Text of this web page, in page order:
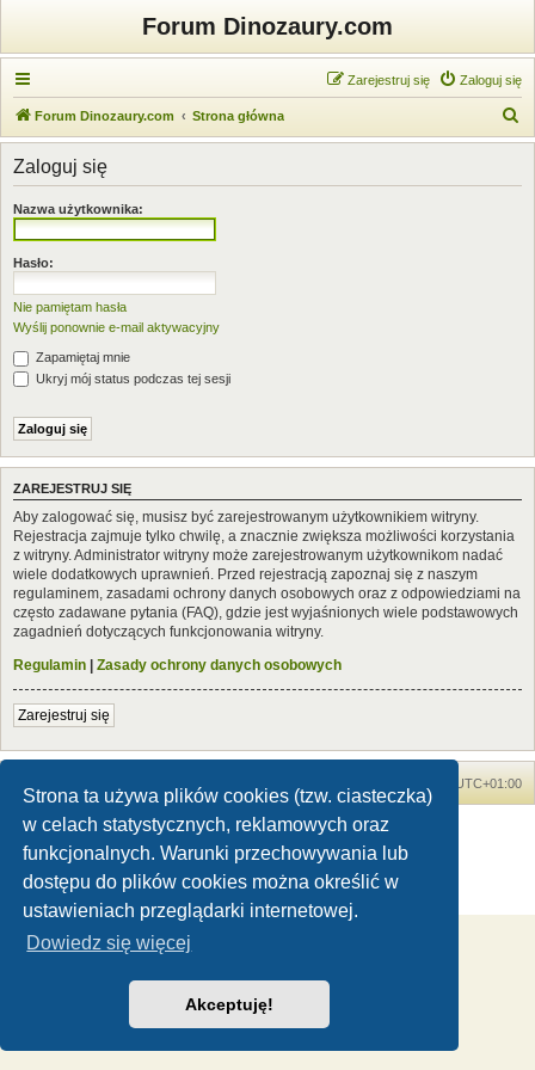
Strona ta używa plików cookies (tzw. ciasteczka)
w celach statystycznych, reklamowych oraz
funkcjonalnych. Warunki przechowywania lub
dostępu do plików cookies można określić w
ustawieniach przeglądarki internetowej.
Dowiedz się więcej
Akceptuję!
Forum Dinozaury.com
Zaloguj się
Zarejestruj się
Forum Dinozaury.com Strona główna
z
Zaloguj się
Nazwa użytkownika:
Hasło:
Nie pamiętam hasła
Wyślij ponownie e-mail aktywacyjny
Zapamiętaj mnie
Ukryj mój status podczas tej sesji
ZAREJESTRUJ SIĘ
Aby zalogować się, musisz być zarejestrowanym użytkownikiem witryny.
Rejestracja zajmuje tylko chwilę, a znacznie zwiększa możliwości korzystania
z witryny. Administrator witryny może zarejestrowanym użytkownikom nadać
wiele dodatkowych uprawnień. Przed rejestracją zapoznaj się z naszym
regulaminem, zasadami ochrony danych osobowych oraz z odpowiedziami na
często zadawane pytania (FAQ), gdzie jest wyjaśnionych wiele podstawowych
zagadnień dotyczących funkcjonowania witryny.
Regulamin | Zasady ochrony danych osobowych
Zarejestruj się
UTC+01:00
Dinozaury.com© 2006-2020
Technologię dostarczaphpBB® Forum Software © phpBB Limited
Zasady ochrony danych osobowych|Regulamin